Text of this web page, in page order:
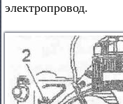
электропровод.